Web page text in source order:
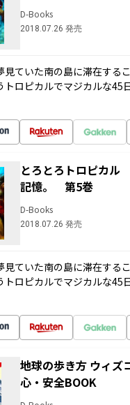
D-Books
2018.07.26 発売
見ていた南の島に滞在する
トロピカルでマジカルな45
とろとろトロピカル
記憶。 第5巻
D-Books
2018.07.26 発売
見ていた南の島に滞在する
トロピカルでマジカルな45
地球の歩き方 ウィズ
心・安全BOOK